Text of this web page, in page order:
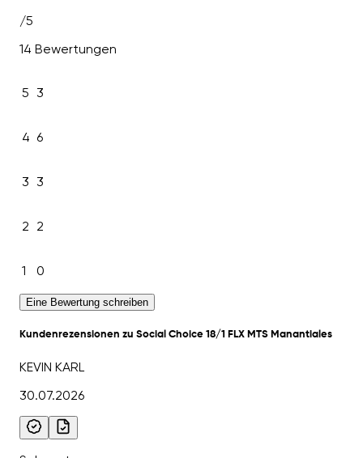
/5
14 Bewertungen
5 3
4 6
3 3
2 2
1 0
Eine Bewertung schreiben
Kundenrezensionen zu Social Choice 18/1 FLX MTS Manantiales
KEVIN KARL
30.07.2026